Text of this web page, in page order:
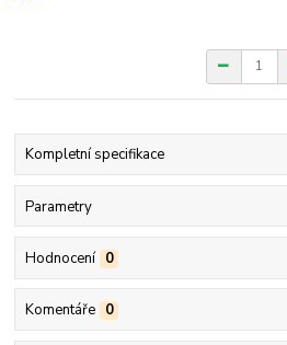
Kompletní specifikace
Parametry
Hodnocení 0
Komentáře 0